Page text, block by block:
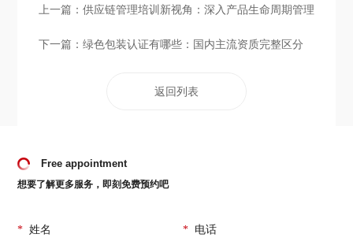
上一篇： 供应链管理培训新视角：深入产品生命周期管理
下一篇： 绿色包装认证有哪些：国内主流资质完整区分
返回列表
Free appointment
想要了解更多服务，即刻免费预约吧
* 姓名 * 电话